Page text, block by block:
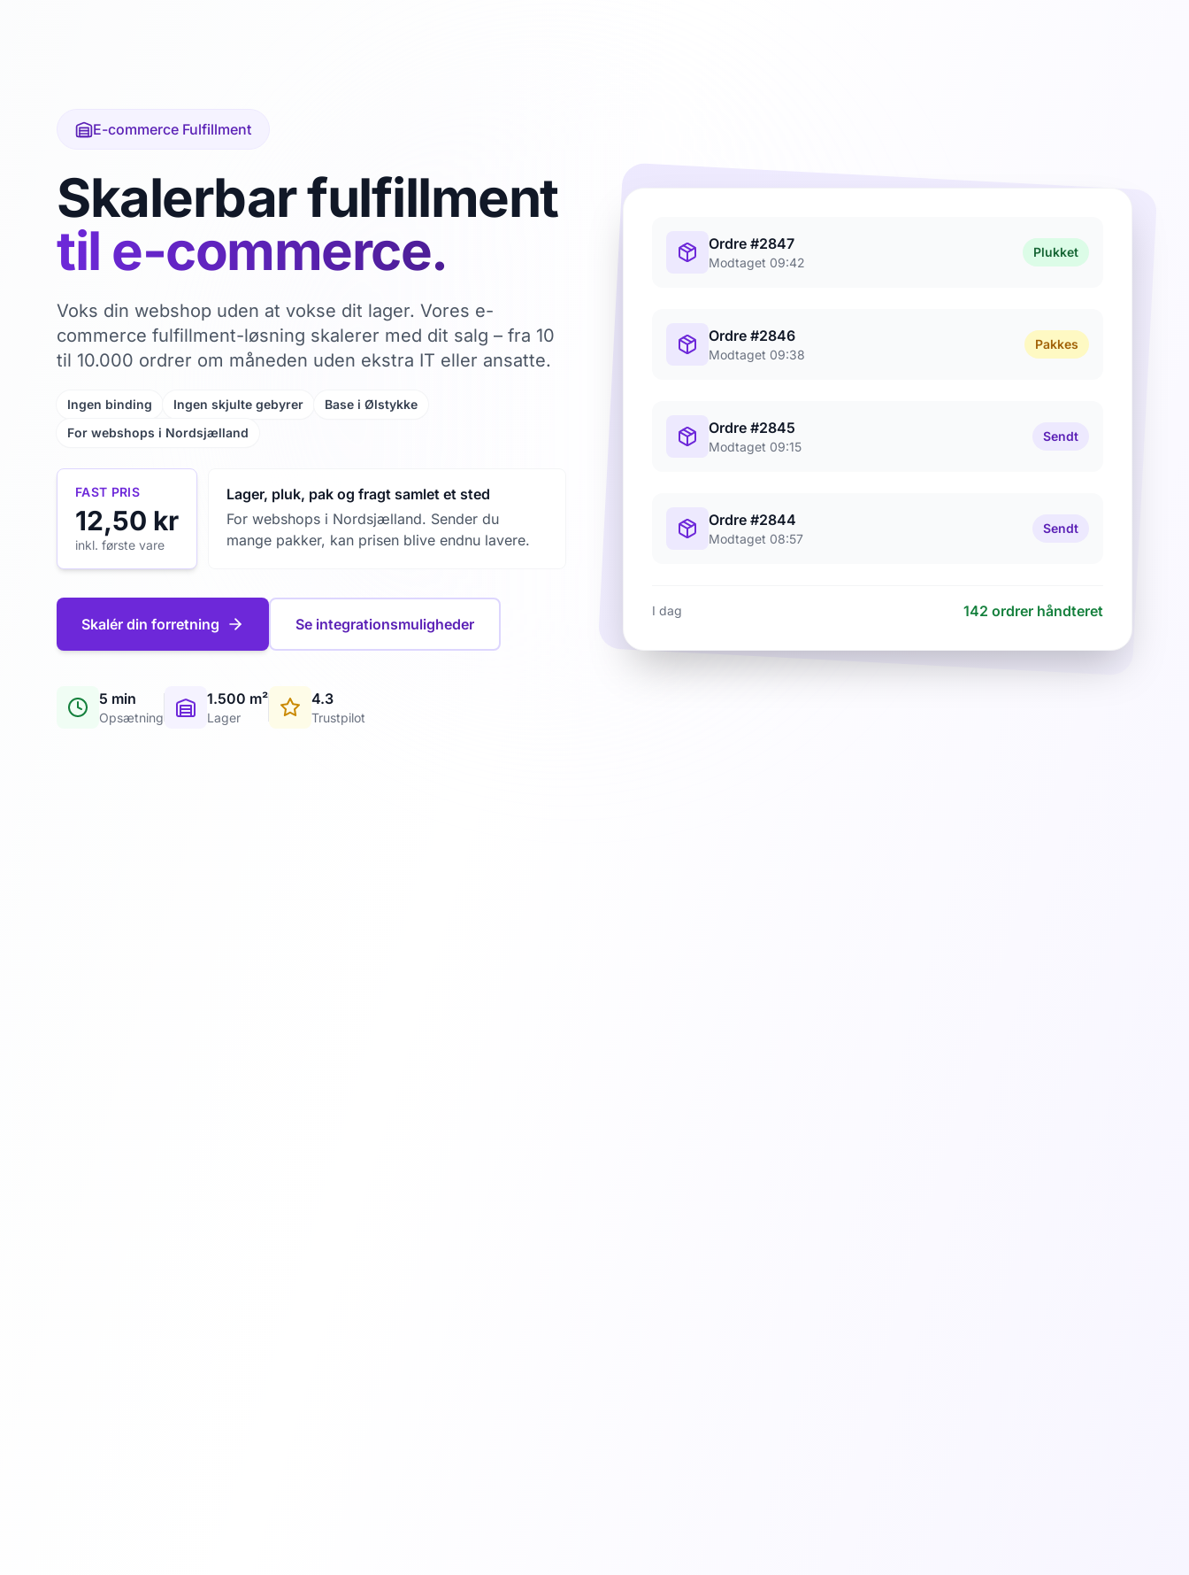
E-commerce Fulfillment
Skalerbar fulfillment
til e-commerce.
Voks din webshop uden at vokse dit lager. Vores e-
commerce fulfillment-løsning skalerer med dit salg – fra 10
til 10.000 ordrer om måneden uden ekstra IT eller ansatte.
Ingen binding Ingen skjulte gebyrer
Base i Ølstykke
For webshops i Nordsjælland
FAST PRIS
12,50 kr
inkl. første vare
Lager, pluk, pak og fragt samlet et sted
For webshops i Nordsjælland. Sender du
mange pakker, kan prisen blive endnu lavere.
Skalér din forretning Se integrationsmuligheder
5 min
Opsætning
1.500 m²
Lager
4.3
Trustpilot
Ordre #2847
Modtaget 09:42
Plukket
Ordre #2846
Modtaget 09:38
Pakkes
Ordre #2845
Modtaget 09:15
Sendt
Ordre #2844
Modtaget 08:57
Sendt
I dag 142 ordrer håndteret